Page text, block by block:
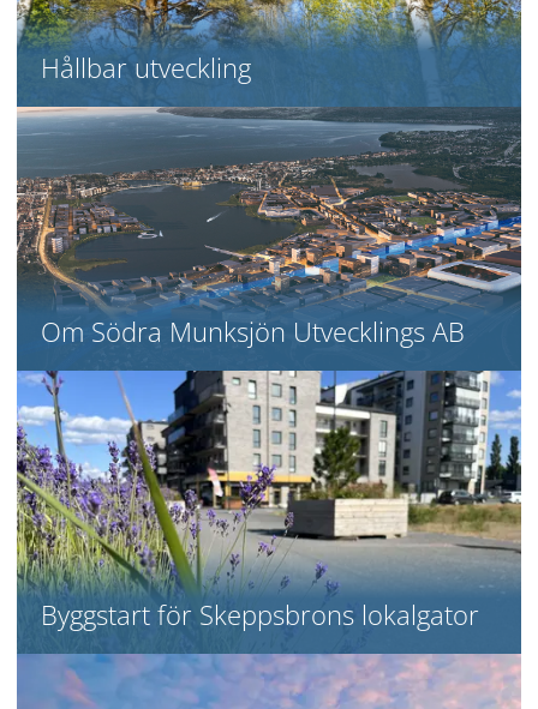
Hållbar utveckling
Om Södra Munksjön Utvecklings AB
Byggstart för Skeppsbrons lokalgator